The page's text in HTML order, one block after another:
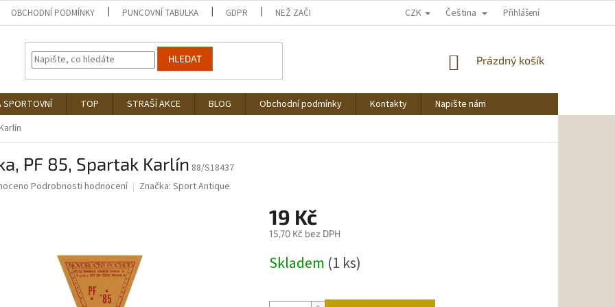
OBCHODNÍ PODMÍNKY PUNCOVNÍ TABULKA GDPR NEŽ ZAČNU NAKUPOVAT CZK Čeština Přihlášení
HLEDAT
NÁKUPNÍ
Prázdný košík
SPORTOVNÍ TOP STRAŠÍ AKCE BLOG Obchodní podmínky Kontakty
Napište nám
PF 85, Spartak Karlín 88/S18437
Podrobnosti hodnocení Značka: Sport Antique
19 Kč
15,70 Kč bez DPH
cena:
Skladem (1 ks)